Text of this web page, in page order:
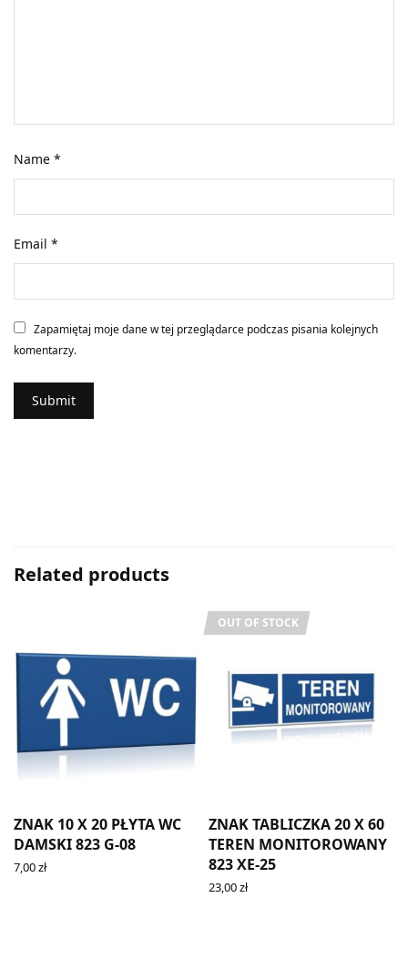
Name*
Email*
Zapamiętaj moje dane w tej przeglądarce podczas pisania kolejnych
komentarzy.
Related products
ZNAK 10 X 20 PŁYTA WC
DAMSKI 823 G-08
7,00zł
OUT OF STOCK
ZNAK TABLICZKA 20 X 60
TEREN MONITOROWANY
823 XE-25
23,00zł